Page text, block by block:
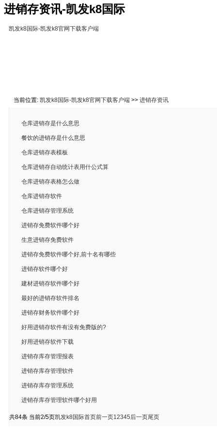
进销存资讯-凯发k8国际
凯发k8国际-凯发k8官网下载客户端
当前位置: 凯发k8国际-凯发k8官网下载客户端 >> 进销存资讯
仓库进销存是什么意思
餐饮的进销存是什么意思
仓库进销存表模板
仓库进销存自动统计表用什公式算
仓库进销存表格怎么做
仓库进销存软件
仓库进销存管理系统
进销存免费软件哪个好
生意进销存免费软件
进销存免费软件哪个好,前十名有哪些
进销存软件哪个好
建材进销存软件哪个好
最好的进销存软件排名
进销存财务软件哪个好
好用进销存软件有没有免费版的?
好用进销存软件下载
进销存库存管理报表
进销存库存管理软件
进销存库存管理系统
进销存库存管理软件哪个好用
共84条 当前2/5页凯发k8国际首页前一页12345后一页尾页